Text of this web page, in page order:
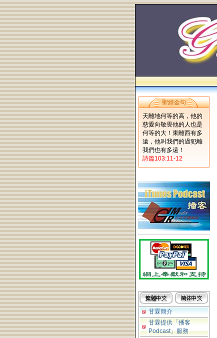
聖經金句
天離地何等的高，他的
慈愛向敬畏他的人也是
何等的大！東離西有多
遠，他叫我們的過犯離
我們也有多遠！
詩篇103:11-12
甘霖簡介
甘霖提供「播客
Podcast」服務